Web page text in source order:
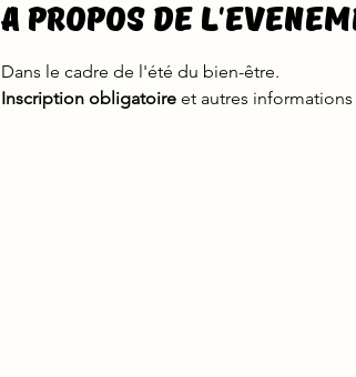
A propos de
Dans le cadre de l'été du bien-être.
Inscription obligatoire et autres